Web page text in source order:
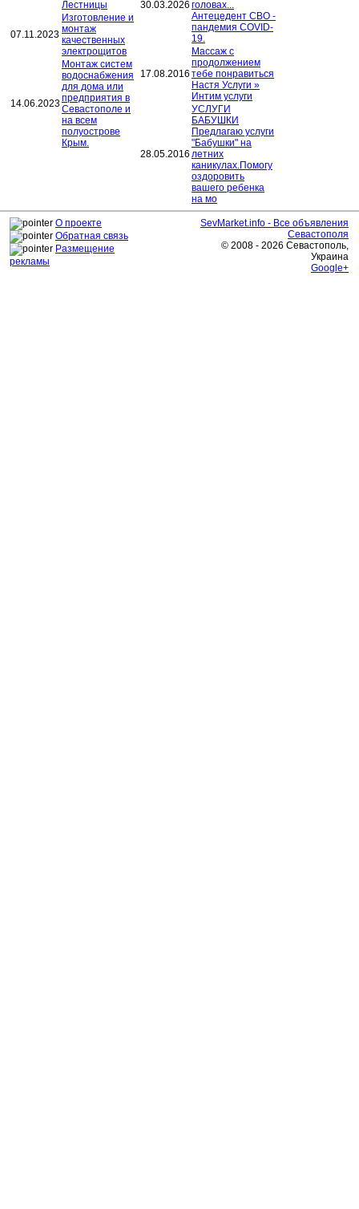
Лестницы
07.11.2023
Изготовление и
монтаж
качественных
электрощитов
14.06.2023
Монтаж систем
водоснабжения
для дома или
предприятия в
Севастополе и
на всем
полуострове
Крым.
30.03.2026 головах...
Антецедент СВО -
пандемия COVID-
19.
17.08.2016
Массаж с
продолжением
тебе понравиться
Настя Услуги »
Интим услуги
28.05.2016
УСЛУГИ
БАБУШКИ
Предлагаю услуги
"Бабушки" на
летних
каникулах.Помогу
оздоровить
вашего ребенка
на мо
О проекте
Обратная связь
Размещение
рекламы
SevMarket.info - Все объявления
Севастополя
© 2008 - 2026 Севастополь,
Украина
Google+